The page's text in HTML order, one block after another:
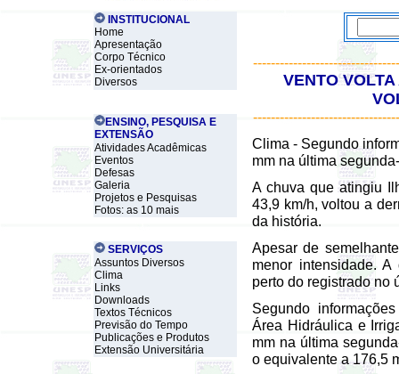
INSTITUCIONAL
Home
Apresentação
Corpo Técnico
Ex-orientados
Diversos
VENTO
Clima - Segundo
mm na última
A chuva que atingiu
43,9 km/h, voltou a
da história.
Apesar de
menor intensidade.
perto do registrado no
Segundo
Área Hidráulica e
mm na última
o equivalente a 176,5
ENSINO, PESQUISA E
EXTENSÃO
Atividades Acadêmicas
Eventos
Defesas
Galeria
Projetos e Pesquisas
Fotos: as 10 mais
SERVIÇOS
Assuntos Diversos
Clima
Links
Downloads
Textos Técnicos
Previsão do Tempo
Publicações e Produtos
Extensão Universitária